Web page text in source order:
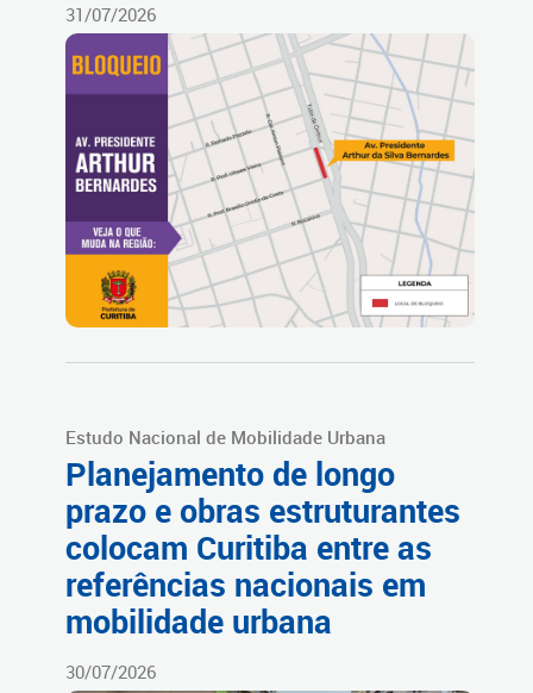
31/07/2026
Estudo Nacional de Mobilidade Urbana
Planejamento de longo
prazo e obras estruturantes
colocam Curitiba entre as
referências nacionais em
mobilidade urbana
30/07/2026